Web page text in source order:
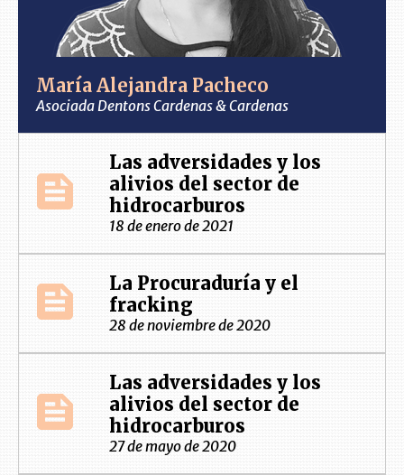
María Alejandra Pacheco
Asociada Dentons Cardenas & Cardenas
Las adversidades y los
alivios del sector de
hidrocarburos
18 de enero de 2021
La Procuraduría y el
fracking
28 de noviembre de 2020
Las adversidades y los
alivios del sector de
hidrocarburos
27 de mayo de 2020